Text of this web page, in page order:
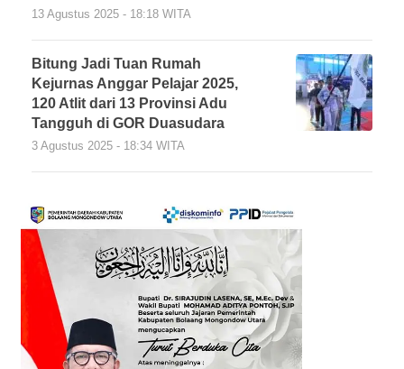
13 Agustus 2025 - 18:18 WITA
Bitung Jadi Tuan Rumah
Kejurnas Anggar Pelajar 2025,
120 Atlit dari 13 Provinsi Adu
Tangguh di GOR Duasudara
3 Agustus 2025 - 18:34 WITA